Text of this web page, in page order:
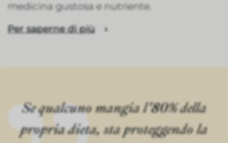
medicina gustosa e nutriente.
Per saperne di più
Se qualcuno mangia l'80% della
propria dieta, sta proteggendo la